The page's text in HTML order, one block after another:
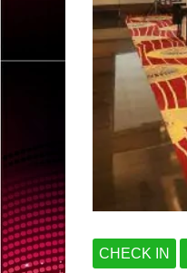
CHECK IN